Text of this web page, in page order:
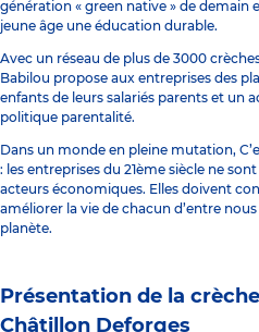
génération « green native » de demain
jeune âge une éducation durable.
Avec un réseau de plus de 3000
Babilou propose aux entreprises des
enfants de leurs salariés parents et un
politique parentalité.
Dans un monde en pleine mutation,
: les entreprises du 21ème siècle ne
acteurs économiques. Elles doivent
améliorer la vie de chacun d’entre
planète.
Présentation de la
Châtillon Deforges